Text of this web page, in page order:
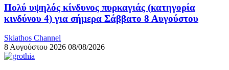
Πολύ υψηλός κίνδυνος πυρκαγιάς (κατηγορία
κινδύνου 4) για σήμερα Σάββατο 8 Αυγούστου
Skiathos Channel
8 Αυγούστου 2026 08/08/2026